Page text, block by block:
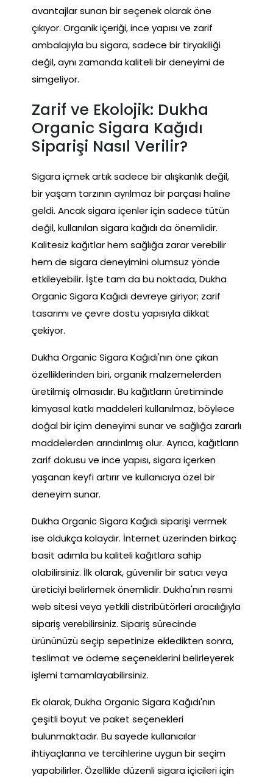
avantajlar sunan bir seçenek olarak öne
çıkıyor. Organik içeriği, ince yapısı ve zarif
ambalajıyla bu sigara, sadece bir tiryakiliği
değil, aynı zamanda kaliteli bir deneyimi de
simgeliyor.
Zarif ve Ekolojik: Dukha
Organic Sigara Kağıdı
Siparişi Nasıl Verilir?
Sigara içmek artık sadece bir alışkanlık değil,
bir yaşam tarzının ayrılmaz bir parçası haline
geldi. Ancak sigara içenler için sadece tütün
değil, kullanılan sigara kağıdı da önemlidir.
Kalitesiz kağıtlar hem sağlığa zarar verebilir
hem de sigara deneyimini olumsuz yönde
etkileyebilir. İşte tam da bu noktada, Dukha
Organic Sigara Kağıdı devreye giriyor; zarif
tasarımı ve çevre dostu yapısıyla dikkat
çekiyor.
Dukha Organic Sigara Kağıdı'nın öne çıkan
özelliklerinden biri, organik malzemelerden
üretilmiş olmasıdır. Bu kağıtların üretiminde
kimyasal katkı maddeleri kullanılmaz, böylece
doğal bir içim deneyimi sunar ve sağlığa zararlı
maddelerden arındırılmış olur. Ayrıca, kağıtların
zarif dokusu ve ince yapısı, sigara içerken
yaşanan keyfi artırır ve kullanıcıya özel bir
deneyim sunar.
Dukha Organic Sigara Kağıdı siparişi vermek
ise oldukça kolaydır. İnternet üzerinden birkaç
basit adımla bu kaliteli kağıtlara sahip
olabilirsiniz. İlk olarak, güvenilir bir satıcı veya
üreticiyi belirlemek önemlidir. Dukha'nın resmi
web sitesi veya yetkili distribütörleri aracılığıyla
sipariş verebilirsiniz. Sipariş sürecinde
ürününüzü seçip sepetinize ekledikten sonra,
teslimat ve ödeme seçeneklerini belirleyerek
işlemi tamamlayabilirsiniz.
Ek olarak, Dukha Organic Sigara Kağıdı'nın
çeşitli boyut ve paket seçenekleri
bulunmaktadır. Bu sayede kullanıcılar
ihtiyaçlarına ve tercihlerine uygun bir seçim
yapabilirler. Özellikle düzenli sigara içicileri için